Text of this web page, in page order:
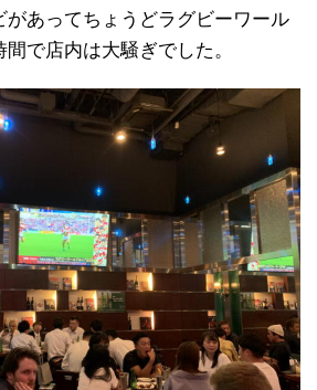
があってちょうどラグビーワール
間で店内は大騒ぎでした。